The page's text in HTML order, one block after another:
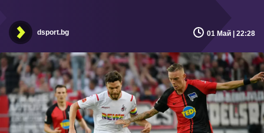
dsport.bg 01 Май | 22:28